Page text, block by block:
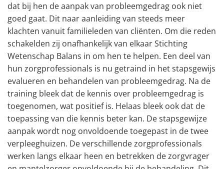
dat bij hen de aanpak van probleemgedrag ook niet
goed gaat. Dit naar aanleiding van steeds meer
klachten vanuit familieleden van cliënten. Om die reden
schakelden zij onafhankelijk van elkaar Stichting
Wetenschap Balans in om hen te helpen. Een deel van
hun zorgprofessionals is nu getraind in het stapsgewijs
evalueren en behandelen van probleemgedrag. Na de
training bleek dat de kennis over probleemgedrag is
toegenomen, wat positief is. Helaas bleek ook dat de
toepassing van die kennis beter kan. De stapsgewijze
aanpak wordt nog onvoldoende toegepast in de twee
verpleeghuizen. De verschillende zorgprofessionals
werken langs elkaar heen en betrekken de zorgvrager